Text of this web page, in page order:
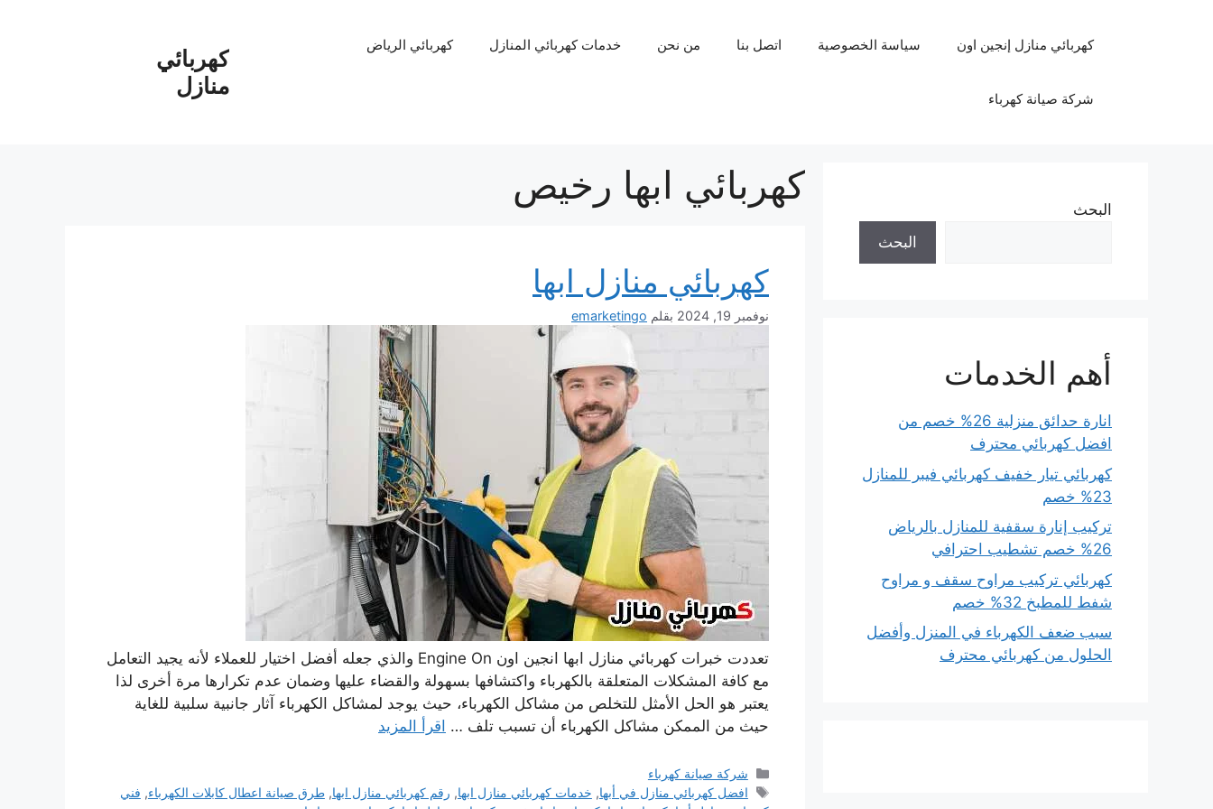
كهربائي
منازل
كهربائي منازل إنجين اون سياسة الخصوصية اتصل بنا من نحن خدمات كهربائي المنازل كهربائي الرياض
شركة صيانة كهرباء
كهربائي ابها رخيص
كهربائي منازل ابها
نوفمبر 19, 2024 بقلم emarketingo
تعددت خبرات كهربائي منازل ابها انجين اون Engine On والذي جعله أفضل اختيار للعملاء لأنه يجيد التعامل
مع كافة المشكلات المتعلقة بالكهرباء واكتشافها بسهولة والقضاء عليها وضمان عدم تكرارها مرة أخرى لذا
يعتبر هو الحل الأمثل للتخلص من مشاكل الكهرباء، حيث يوجد لمشاكل الكهرباء آثار جانبية سلبية للغاية
حيث من الممكن مشاكل الكهرباء أن تسبب تلف … اقرأ المزيد
التصنيفات
شركة صيانة كهرباء
الوسوم
افضل كهربائي منازل في أبها, خدمات كهربائي منازل ابها, رقم كهربائي منازل ابها,طرق صيانة اعطال كابلات الكهرباء, فني
البحث
البحث
أهم الخدمات
انارة حدائق منزلية 26% خصم من
افضل كهربائي محترف
كهربائي تيار خفيف كهربائي فيبر للمنازل
23% خصم
تركيب إنارة سقفية للمنازل بالرياض
26% خصم تشطيب احترافي
كهربائي تركيب مراوح سقف و مراوح
شفط للمطبخ 32% خصم
سبب ضعف الكهرباء في المنزل وأفضل
الحلول من كهربائي محترف